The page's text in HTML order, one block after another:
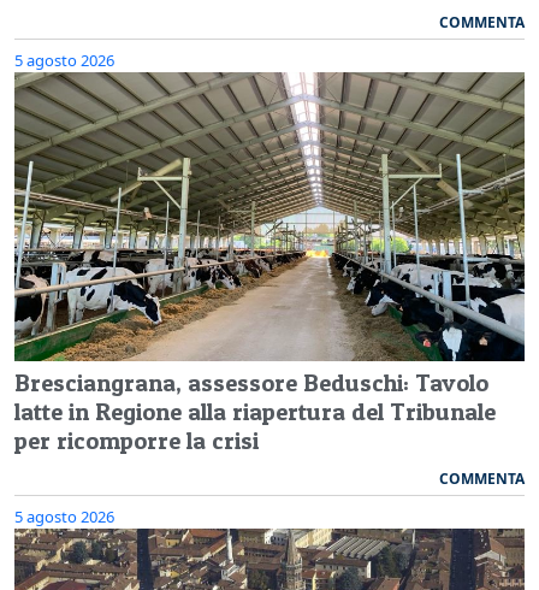
COMMENTA
5 agosto 2026
Bresciangrana, assessore Beduschi: Tavolo
latte in Regione alla riapertura del Tribunale
per ricomporre la crisi
COMMENTA
5 agosto 2026